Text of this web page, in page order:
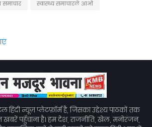
समाचार स्वास्थ्य समाचारले आओ
हिंदी न्यूज़ प्लेटफ़ॉर्म है, जिसका उद्देश्य पाठकों तक
पहुँचाना है। हम देश, राजनीति, खेल, मनोरंजन,